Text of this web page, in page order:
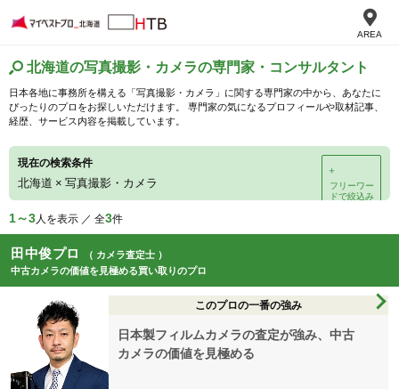
AREA
北海道の写真撮影・カメラの専門家・コンサルタント
日本各地に事務所を構える「写真撮影・カメラ」に関する専門家の中から、あなたに
ぴったりのプロをお探しいただけます。 専門家の気になるプロフィールや取材記事、
経歴、サービス内容を掲載しています。
現在の検索条件
北海道 × 写真撮影・カメラ
＋
フリーワー
ドで絞込み
1～3人を表示 ／ 全3件
田中俊プロ
（ カメラ査定士 ）
中古カメラの価値を見極める買い取りのプロ
このプロの一番の強み
日本製フィルムカメラの査定が強み、中古
カメラの価値を見極める